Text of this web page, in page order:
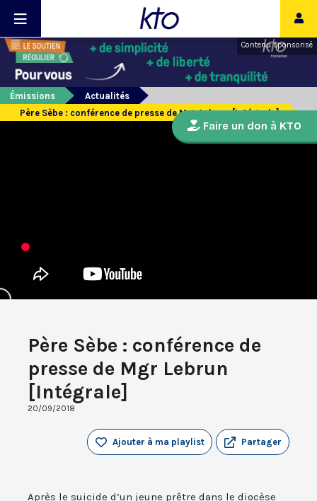
Contenu sponsorisé
Émissions
Actualités
Père Sèbe : conférence de presse de Mgr Lebrun [Intégrale]
Père Sèbe : conférence de
presse de Mgr Lebrun
[Intégrale]
20/09/2018
Partager
Ajouter à ma playlist
Après le suicide d’un jeune prêtre dans le diocèse
Faire un don à KTO